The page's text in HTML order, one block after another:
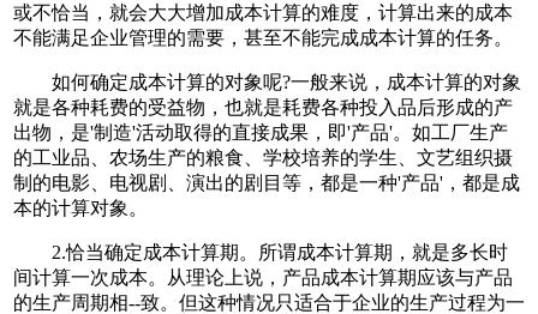
或不恰当，就会大大增加成本计算的难度，计算出来的成本
不能满足企业管理的需要，甚至不能完成成本计算的任务。
如何确定成本计算的对象呢?一般来说，成本计算的对象
就是各种耗费的受益物，也就是耗费各种投入品后形成的产
出物，是'制造'活动取得的直接成果，即'产品'。如工厂生产
的工业品、农场生产的粮食、学校培养的学生、文艺组织摄
制的电影、电视剧、演出的剧目等，都是一种'产品'，都是成
本的计算对象。
2.恰当确定成本计算期。所谓成本计算期，就是多长时
间计算一次成本。从理论上说，产品成本计算期应该与产品
的生产周期相--致。但这种情况只适合于企业的生产过程为一